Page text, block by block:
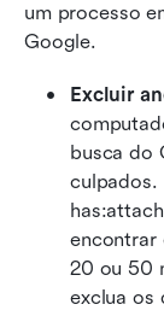
um processo
Google.
Excluir
busca do
culpados.
encontrar
20 ou 50
exclua os